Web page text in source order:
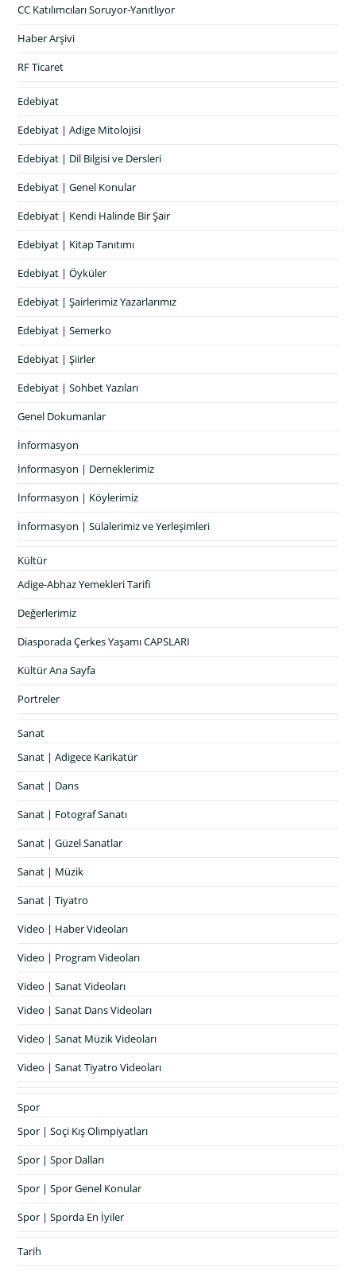
CC Katılımcıları Soruyor-Yanıtlıyor
Haber Arşivi
RF Ticaret
Edebiyat
Edebiyat | Adige Mitolojisi
Edebiyat | Dil Bilgisi ve Dersleri
Edebiyat | Genel Konular
Edebiyat | Kendi Halinde Bir Şair
Edebiyat | Kitap Tanıtımı
Edebiyat | Öyküler
Edebiyat | Şairlerimiz Yazarlarımız
Edebiyat | Semerko
Edebiyat | Şiirler
Edebiyat | Sohbet Yazıları
Genel Dokumanlar
İnformasyon
İnformasyon | Derneklerimiz
İnformasyon | Köylerimiz
İnformasyon | Sülalerimiz ve Yerleşimleri
Kültür
Adige-Abhaz Yemekleri Tarifi
Değerlerimiz
Diasporada Çerkes Yaşamı CAPSLARI
Kültür Ana Sayfa
Portreler
Sanat
Sanat | Adigece Karikatür
Sanat | Dans
Sanat | Fotograf Sanatı
Sanat | Güzel Sanatlar
Sanat | Müzik
Sanat | Tiyatro
Video | Haber Videoları
Video | Program Videoları
Video | Sanat Videoları
Video | Sanat Dans Videoları
Video | Sanat Müzik Videoları
Video | Sanat Tiyatro Videoları
Spor
Spor | Soçi Kış Olimpiyatları
Spor | Spor Dalları
Spor | Spor Genel Konular
Spor | Sporda En İyiler
Tarih